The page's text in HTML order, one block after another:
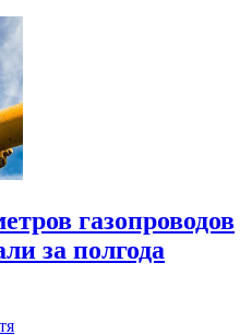
газопроводов
за полгода